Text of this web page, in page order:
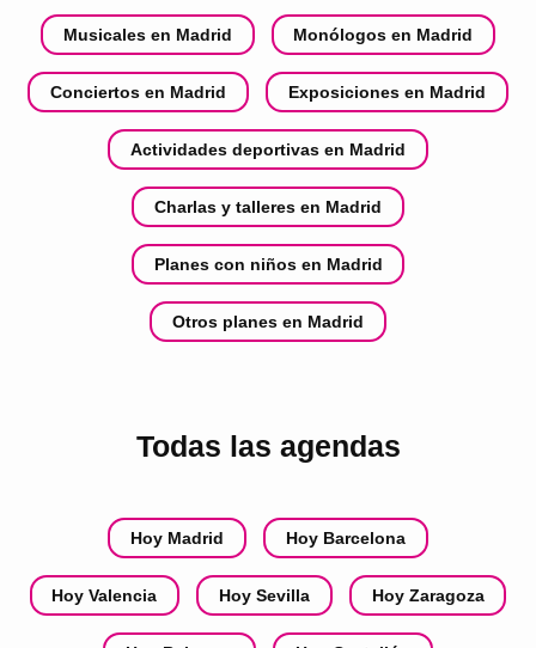
Musicales en Madrid Monólogos en Madrid
Conciertos en Madrid Exposiciones en Madrid
Actividades deportivas en Madrid
Charlas y talleres en Madrid
Planes con niños en Madrid
Otros planes en Madrid
Todas las agendas
Hoy Madrid Hoy Barcelona
Hoy Valencia Hoy Sevilla Hoy Zaragoza